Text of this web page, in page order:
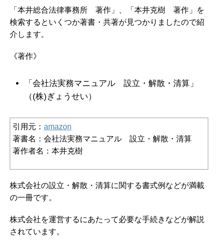
「本井総合法律事務所 著作」、「本井克樹 著作」を
検索するといくつか著書・共著が見つかりましたので紹
介します。
《著作》
「会社法実務マニュアル 設立・解散・清算」
（(株)ぎょうせい）
引用元： amazon
著書名：会社法実務マニュアル 設立・解散・清算
著作者名：本井克樹
株式会社の設立・解散・清算に関する書式例などが満載
の一冊です。
株式会社を運営するにあたって必要な手続きなどが解説
されています。